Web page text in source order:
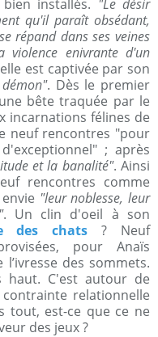
installés. "Le désir
qu'il paraît obsédant,
répand dans ses veines
enivrante d'un
est captivée par son
. Dès le premier
bête traquée par le
incarnations félines de
neuf rencontres "pour
; après
et la banalité". Ainsi
rencontres comme
"leur noblesse, leur
. Un clin d'oeil à son
des chats ? Neuf
pour Anaïs
des sommets.
haut. C'est autour de
relationnelle
tout, est-ce que ce ne
des jeux ?